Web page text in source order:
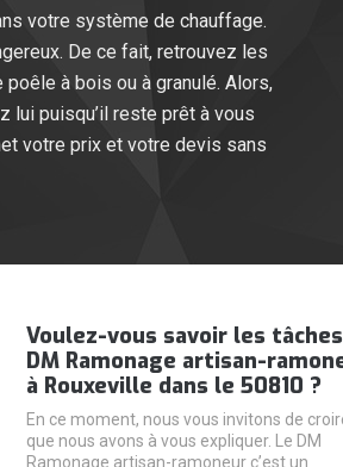
votre système de chauffage.
De ce fait, retrouvez les
à bois ou à granulé. Alors,
lui puisqu’il reste prêt à vous
votre prix et votre devis sans
Voulez-vous savoir les
DM Ramonage artisan-
à Rouxeville dans le 50810 ?
En ce moment, nous vous invitons de
que nous avons à vous expliquer. Le DM
Ramonage artisan-ramoneur c’est un